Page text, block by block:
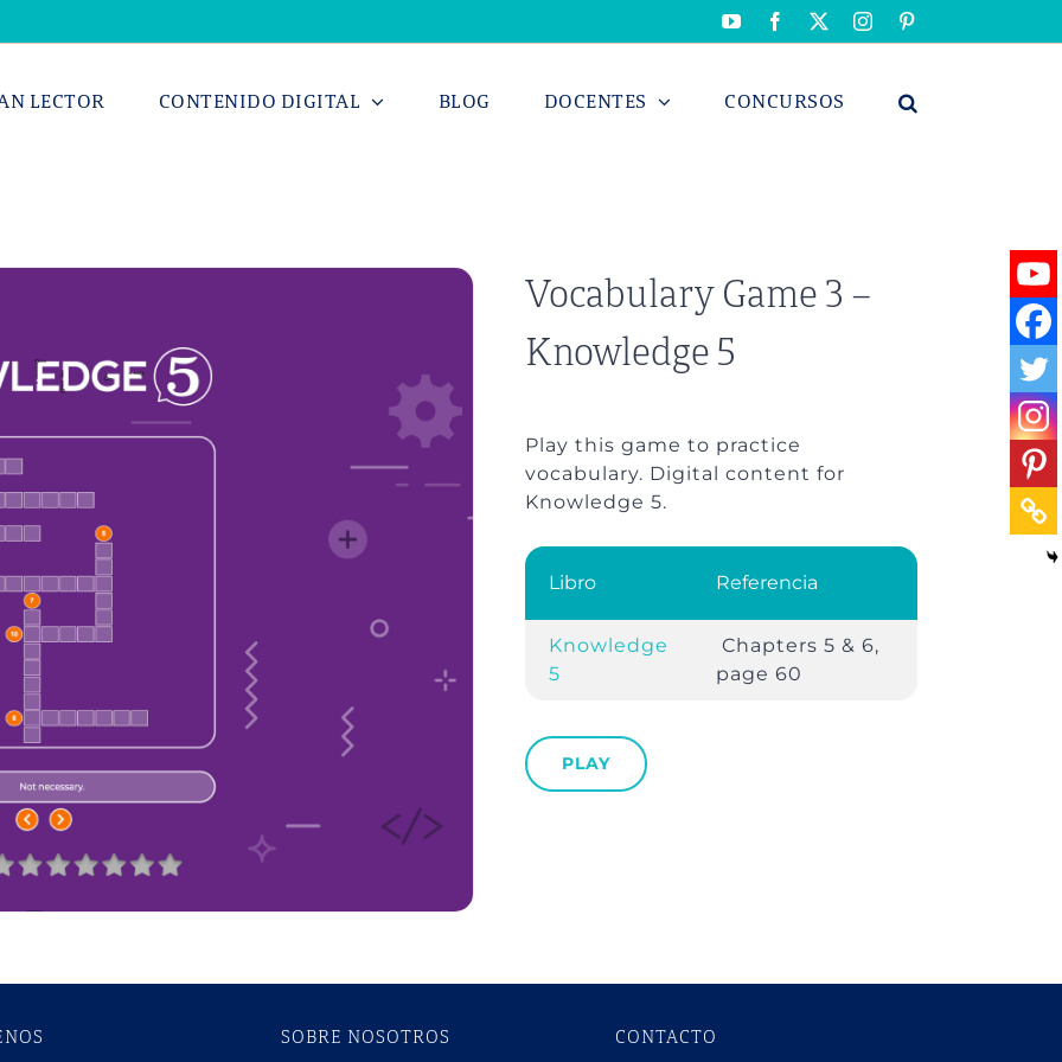
YouTubeFacebook Instagram
LECTOR CONTENIDO DIGITAL BLOG DOCENTES CONCURSOS
Vocabulary Game 3 –
Knowledge 5
Play this game to practice
vocabulary. Digital content for
Knowledge 5.
Libro Referencia
Knowledge
5
Chapters 5 & 6,
page 60
PLAY
SOBRE NOSOTROS CONTACTO